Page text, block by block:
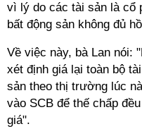
vì lý do các tài sản là cổ
bất động sản không đủ
Về việc này, bà Lan nói:
xét định giá lại toàn bộ
sản theo thị trường lúc
vào SCB để thế chấp
giá".